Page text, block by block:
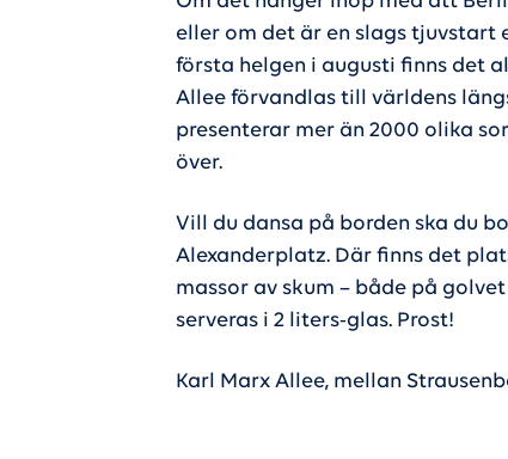
eller om det är en slags tjuvstart
första helgen i augusti finns det
Allee förvandlas till världens
presenterar mer än 2000 olika
över.
Vill du dansa på borden ska du
Alexanderplatz. Där finns det
massor av skum – både på
serveras i 2 liters-glas. Prost!
Karl Marx Allee, mellan